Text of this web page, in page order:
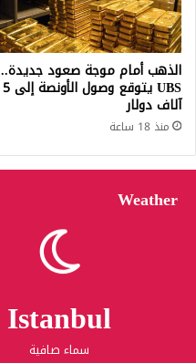
الذهب أمام موجة صعود جديدة..
UBS يتوقع وصول الأونصة إلى 5
آلاف دولار
منذ 18 ساعة
Weather
Istanbul
سماء صافية